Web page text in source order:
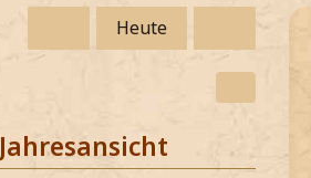
Heute
Jahresansicht